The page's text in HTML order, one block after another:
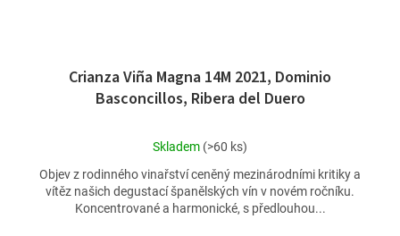
Crianza Viña Magna 14M 2021, Dominio
Basconcillos, Ribera del Duero
Průměrné
produktu
je
5,0
Skladem (>60 ks)
Objev z rodinného vinařství ceněný mezinárodními kritiky a
vítěz našich degustací španělských vín v novém ročníku.
Koncentrované a harmonické, s předlouhou...